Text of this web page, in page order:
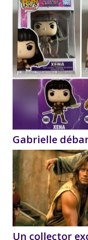
Gabrielle
Un collector